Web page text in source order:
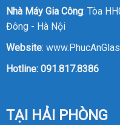
Nhà Máy Gia Công: Tòa
Đông - Hà Nội
Website:
Hotline: 091.817.8386
TẠI HẢI PHÒNG